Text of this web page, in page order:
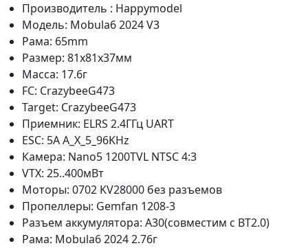
Производитель : Happymodel
Модель: Mobula6 2024 V3
Рама: 65mm
Размер: 81х81х37мм
Масса: 17.6г
FC: CrazybeeG473
Target: CrazybeeG473
Приемник: ELRS 2.4ГГц UART
ESC: 5A A_X_5_96KHz
Камера: Nano5 1200TVL NTSC 4:3
VTX: 25..400мВт
Моторы: 0702 KV28000 без разъемов
Пропеллеры: Gemfan 1208-3
Разъем аккумулятора: A30(совместим с BT2.0)
Рама: Mobula6 2024 2.76г